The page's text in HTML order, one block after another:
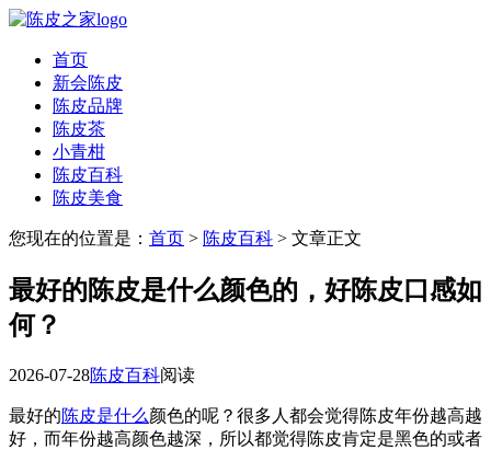
首页
新会陈皮
陈皮品牌
陈皮茶
小青柑
陈皮百科
陈皮美食
您现在的位置是： 首页 > 陈皮百科 > 文章正文
最好的陈皮是什么颜色的，好陈皮口感如
何？
2026-07-28陈皮百科阅读
最好的陈皮是什么颜色的呢？很多人都会觉得陈皮年份越高越
好，而年份越高颜色越深，所以都觉得陈皮肯定是黑色的或者